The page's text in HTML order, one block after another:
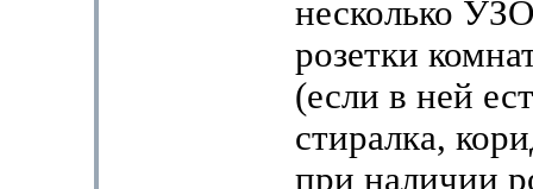
несколько
розетки
(если в ней
стиралка,
при наличии